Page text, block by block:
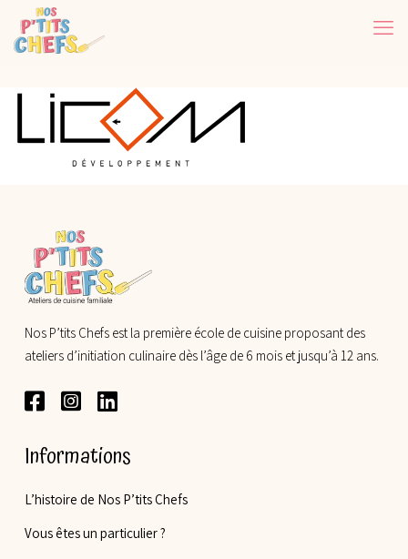
Nos P’tits Chefs est la première école de cuisine proposant des
ateliers d’initiation culinaire dès l’âge de 6 mois et jusqu’à 12 ans.
Informations
L’histoire de Nos P’tits Chefs
Vous êtes un particulier ?